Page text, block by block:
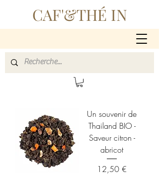
CAF'&THÉ IN
Un souvenir de
Thailand BIO -
Saveur citron -
abricot
Prix
12,50 €